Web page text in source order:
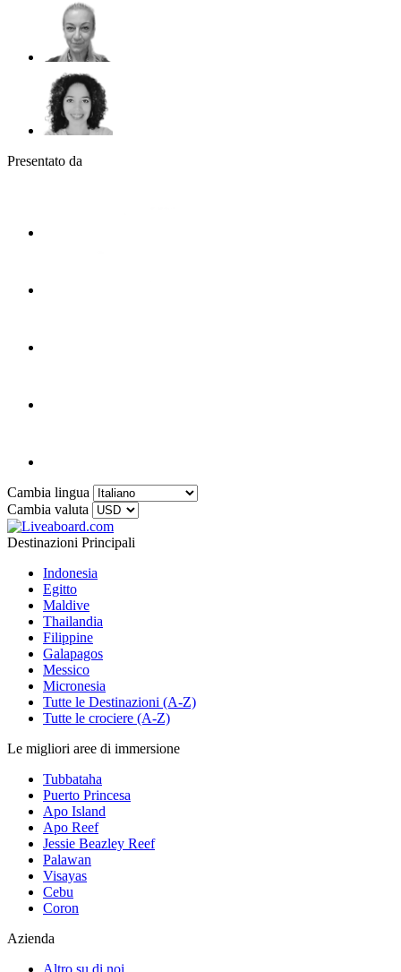
Presentato da
Cambia lingua
Cambia valuta
Destinazioni Principali
Indonesia
Egitto
Maldive
Thailandia
Filippine
Galapagos
Messico
Micronesia
Tutte le Destinazioni (A-Z)
Tutte le crociere (A-Z)
Le migliori aree di immersione
Tubbataha
Puerto Princesa
Apo Island
Apo Reef
Jessie Beazley Reef
Palawan
Visayas
Cebu
Coron
Azienda